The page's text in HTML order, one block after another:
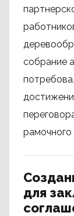
собрание
рамочного
для